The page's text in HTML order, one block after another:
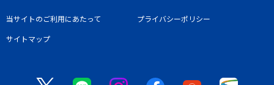
当サイトのご利用にあたって
プライバシーポリシー
サイトマップ